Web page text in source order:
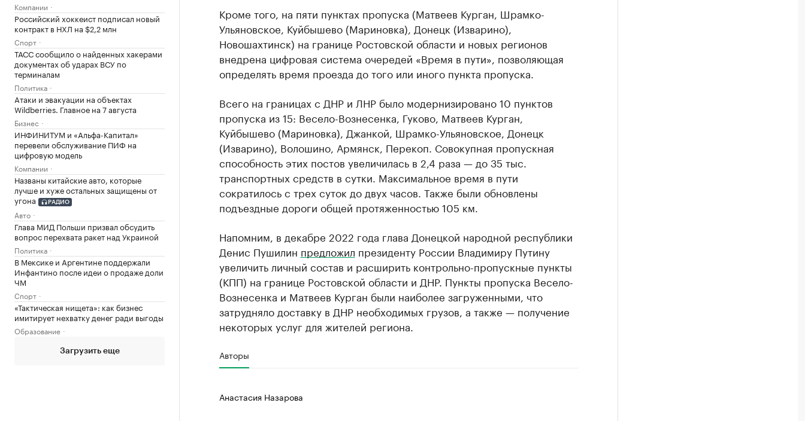
Компании
Российский хоккеист подписал новый
контракт в НХЛ на $2,2 млн
Спорт
ТАСС сообщило о найденных хакерами
документах об ударах ВСУ по
терминалам
Политика
Атаки и эвакуации на объектах
Wildberries. Главное на 7 августа
Бизнес
ИНФИНИТУМ и «Альфа-Капитал»
перевели обслуживание ПИФ на
цифровую модель
Компании
Названы китайские авто, которые
лучше и хуже остальных защищены от
угона
РАДИО
Авто
Глава МИД Польши призвал обсудить
вопрос перехвата ракет над Украиной
Политика
В Мексике и Аргентине поддержали
Инфантино после идеи о продаже доли
ЧМ
Спорт
«Тактическая нищета»: как бизнес
имитирует нехватку денег ради выгоды
Образование
Загрузить еще
Кроме того, на пяти пунктах пропуска (Матвеев Курган, Шрамко-
Ульяновское, Куйбышево (Мариновка), Донецк (Изварино),
Новошахтинск) на границе Ростовской области и новых регионов
внедрена цифровая система очередей «Время в пути», позволяющая
определять время проезда до того или иного пункта пропуска.
Всего на границах с ДНР и ЛНР было модернизировано 10 пунктов
пропуска из 15: Весело-Вознесенка, Гуково, Матвеев Курган,
Куйбышево (Мариновка), Джанкой, Шрамко-Ульяновское, Донецк
(Изварино), Волошино, Армянск, Перекоп. Совокупная пропускная
способность этих постов увеличилась в 2,4 раза — до 35 тыс.
транспортных средств в сутки. Максимальное время в пути
сократилось с трех суток до двух часов. Также были обновлены
подъездные дороги общей протяженностью 105 км.
Напомним, в декабре 2022 года глава Донецкой народной республики
Денис Пушилин предложил президенту России Владимиру Путину
увеличить личный состав и расширить контрольно-пропускные пункты
(КПП) на границе Ростовской области и ДНР. Пункты пропуска Весело-
Вознесенка и Матвеев Курган были наиболее загруженными, что
затрудняло доставку в ДНР необходимых грузов, а также — получение
некоторых услуг для жителей региона.
Авторы
Анастасия Назарова